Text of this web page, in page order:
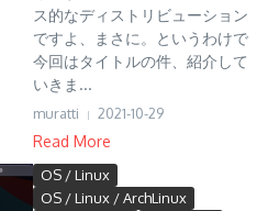
ス的なディストリビューション
ですよ、まさに。というわけで
今回はタイトルの件、紹介して
いきま...
muratti 2021-10-29
Read More
OS / Linux
OS / Linux / ArchLinux